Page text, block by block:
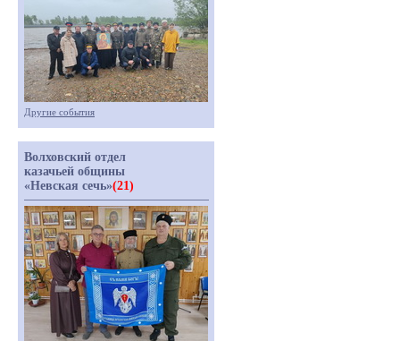
Другие события
Волховский отдел
казачьей общины
«Невская сечь»(21)